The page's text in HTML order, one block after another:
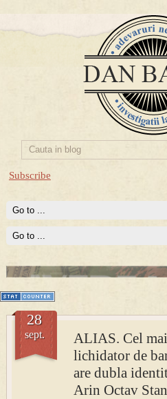
Subscribe
PRESA
Permise pentru vânătoarea de
Prima mea carte publicata
Averea Presedintelui: prima
conturi secrete ale Securitatii.
ALIAS. Cel
lichidator de
are dubla
Arin Octav
28
sept.